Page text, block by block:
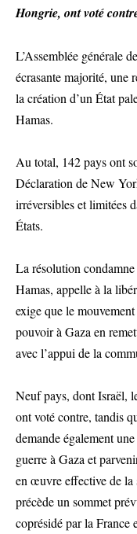
Hongrie, ont voté
L’Assemblée générale
écrasante majorité, une
la création d’un État
Hamas.
Au total, 142 pays ont
Déclaration de New
irréversibles et limitées
États.
La résolution
Hamas, appelle à la
exige que le
pouvoir à Gaza en
avec l’appui de la
Neuf pays, dont Israël,
ont voté contre, tandis
demande également
guerre à Gaza et
en œuvre effective de la
précède un sommet
coprésidé par la France